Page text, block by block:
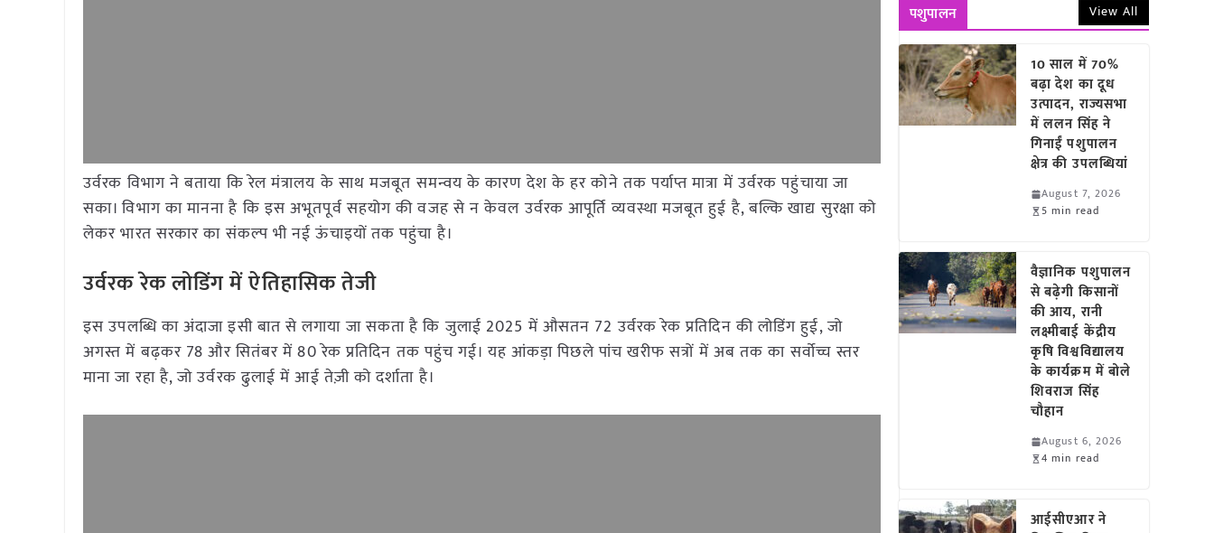
उर्वरक विभाग ने बताया कि रेल मंत्रालय के साथ मजबूत समन्वय के कारण देश के हर कोने तक पर्याप्त मात्रा में उर्वरक पहुंचाया जा
सका। विभाग का मानना है कि इस अभूतपूर्व सहयोग की वजह से न केवल उर्वरक आपूर्ति व्यवस्था मजबूत हुई है, बल्कि खाद्य सुरक्षा को
लेकर भारत सरकार का संकल्प भी नई ऊंचाइयों तक पहुंचा है।
उर्वरक रेक लोडिंग में ऐतिहासिक तेजी
इस उपलब्धि का अंदाजा इसी बात से लगाया जा सकता है कि जुलाई 2025 में औसतन 72 उर्वरक रेक प्रतिदिन की लोडिंग हुई, जो
अगस्त में बढ़कर 78 और सितंबर में 80 रेक प्रतिदिन तक पहुंच गई। यह आंकड़ा पिछले पांच खरीफ सत्रों में अब तक का सर्वोच्च स्तर
माना जा रहा है, जो उर्वरक ढुलाई में आई तेज़ी को दर्शाता है।
पशुपालन View All
10 साल में 70%
बढ़ा देश का दूध
उत्पादन, राज्यसभा
में ललन सिंह ने
गिनाईं पशुपालन
क्षेत्र की उपलब्धियां
August 7, 2026
5 min read
वैज्ञानिक पशुपालन
से बढ़ेगी किसानों
की आय, रानी
लक्ष्मीबाई केंद्रीय
कृषि विश्वविद्यालय
के कार्यक्रम में बोले
शिवराज सिंह
चौहान
August 6, 2026
4 min read
आईसीएआर ने